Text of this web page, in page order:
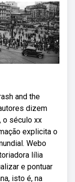
and the
dizem
o século xx
explicita o
Webo
lília
e pontuar
isto é, na